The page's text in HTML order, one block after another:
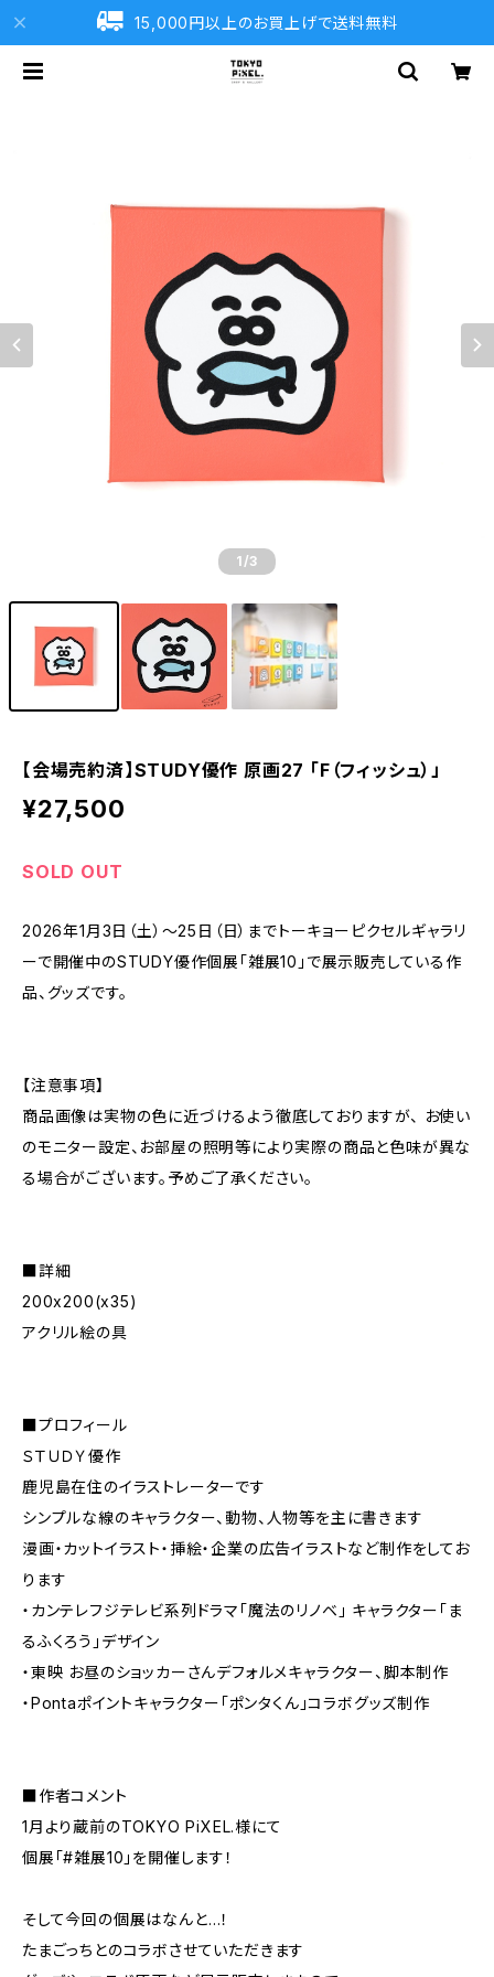
15,000円以上のお買上げで送料無料
1 /3
【会場売約済】STUDY優作 原画27 「F（フィッシュ）」
¥27,500
SOLD OUT
2026年1月3日（土）～25日（日）までトーキョーピクセルギャラリ
ーで開催中のSTUDY優作個展「雑展10」で展示販売している作
品、グッズです。
【注意事項】
商品画像は実物の色に近づけるよう徹底しておりますが、 お使い
のモニター設定、お部屋の照明等により実際の商品と色味が異な
る場合がございます。予めご了承ください。
■詳細
200x200(x35)
アクリル絵の具
■プロフィール
ＳＴＵＤＹ優作
鹿児島在住のイラストレーターです
シンプルな線のキャラクター、動物、人物等を主に書きます
漫画・カットイラスト・挿絵・企業の広告イラストなど制作をしてお
ります
・カンテレフジテレビ系列ドラマ「魔法のリノベ」 キャラクター「ま
るふくろう」デザイン
・東映 お昼のショッカーさんデフォルメキャラクター、脚本制作
・Pontaポイントキャラクター「ポンタくん」コラボグッズ制作
■作者コメント
1月より蔵前のTOKYO PiXEL.様にて
個展「#雑展10」を開催します！
そして今回の個展はなんと…！
たまごっちとのコラボさせていただきます